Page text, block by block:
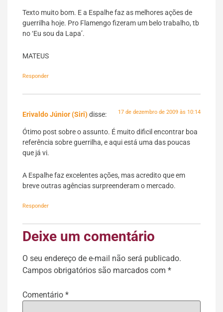
Texto muito bom. E a Espalhe faz as melhores ações de
guerrilha hoje. Pro Flamengo fizeram um belo trabalho, tb
no ‘Eu sou da Lapa’.
MATEUS
Responder
Erivaldo Júnior (Siri)disse: 17 de dezembro de 2009 às 10:14
Ótimo post sobre o assunto. É muito dificil encontrar boa
referência sobre guerrilha, e aqui está uma das poucas
que já vi.
A Espalhe faz excelentes ações, mas acredito que em
breve outras agências surpreenderam o mercado.
Responder
Deixe um comentário
O seu endereço de e-mail não será publicado.
Campos obrigatórios são marcados com *
Comentário *